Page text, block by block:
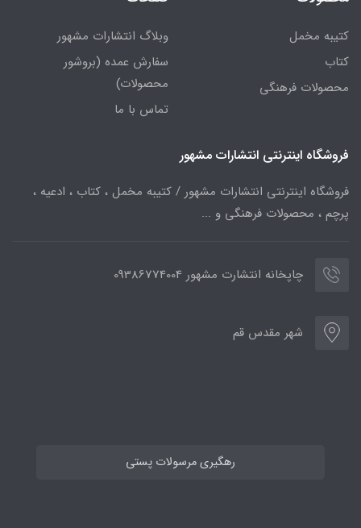
کتیبه مخمل
کتاب
محصولات فرهنگی
وبلاگ انتشارات مشهور
سفارش عمده (بروشور
محصولات)
تماس با ما
فروشگاه اینترنتی انتشارات مشهور
فروشگاه اینترنتی انتشارات مشهور / کتیبه مخمل ، کتاب ، ادعیه ،
پرچم ، محصولات فرهنگی و ...
چاپخانه انتشارت مشهور 09386774004
شهر مقدس قم
رهگیری مرسولات پستی